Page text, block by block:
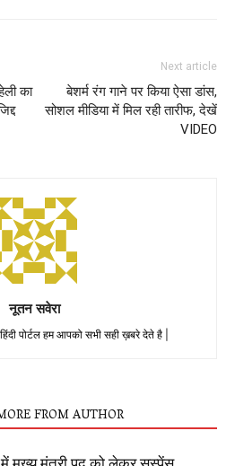
का
Next article
बेशर्म रंग गाने पर किया ऐसा डांस,
सोशल मीडिया में मिल रही तारीफ, देखें
VIDEO
नूतन सवेरा
पोर्टल हम आपको सभी सही ख़बरे देते है |
FROM AUTHOR